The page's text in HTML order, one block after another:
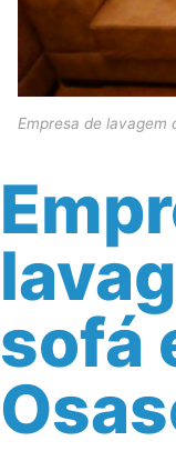
Empresa de lavagem
sofá